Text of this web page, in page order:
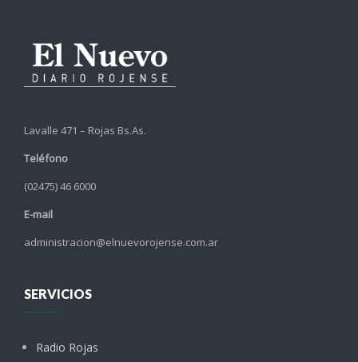
Lavalle 471 – Rojas Bs.As.
Teléfono
(02475) 46 6000
E-mail
administracion@elnuevorojense.com.ar
SERVICIOS
Radio Rojas